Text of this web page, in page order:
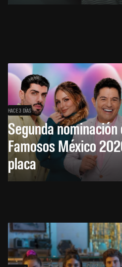
HACE 3 DÍAS
Segunda
Famosos México
placa